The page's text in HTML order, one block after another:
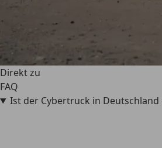
Direkt zu
FAQ
Ist der Cybertruck in Deutschland